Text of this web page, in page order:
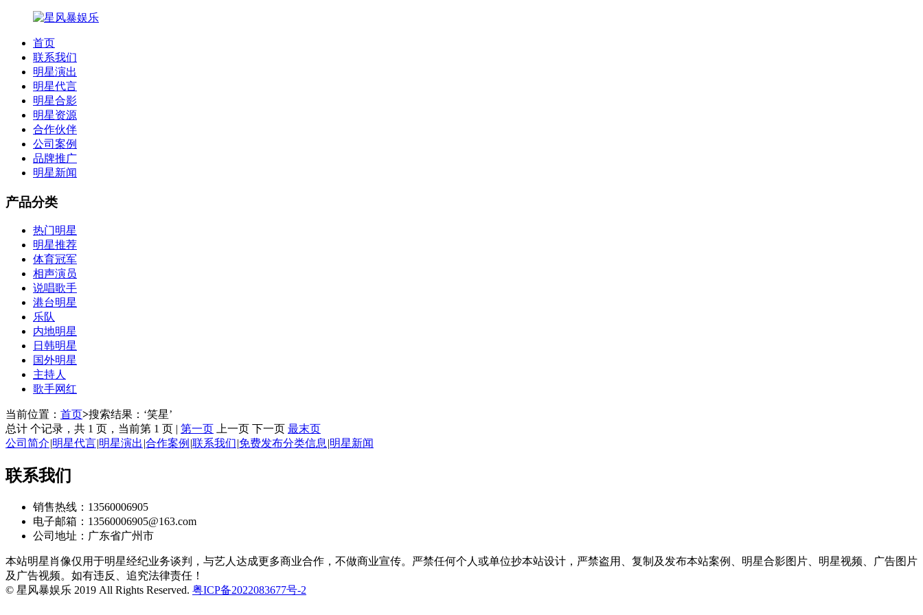
首页
联系我们
明星演出
明星代言
明星合影
明星资源
合作伙伴
公司案例
品牌推广
明星新闻
产品分类
热门明星
明星推荐
体育冠军
相声演员
说唱歌手
港台明星
乐队
内地明星
日韩明星
国外明星
主持人
歌手网红
当前位置： 首页>搜索结果：‘笑星’
总计 个记录，共 1 页，当前第 1 页 | 第一页 上一页 下一页 最末页
公司简介|明星代言|明星演出 |合作案例 |联系我们|免费发布分类信息|明星新闻
联系我们
销售热线：13560006905
电子邮箱：13560006905@163.com
公司地址：广东省广州市
本站明星肖像仅用于明星经纪业务谈判，与艺人达成更多商业合作，不做商业宣传。严禁任何个人或单位抄本站设计，严禁盗用、复制及发布本站案例、明星合影图片、明星视频、广告图片
及广告视频。如有违反、追究法律责任！
© 星风暴娱乐 2019 All Rights Reserved. 粤ICP备2022083677号-2